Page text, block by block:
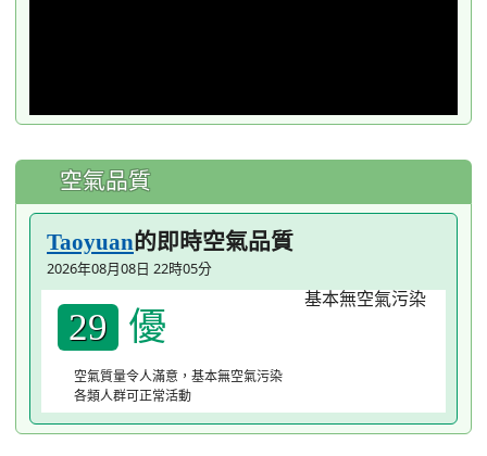
空氣品質
Taoyuan的即時空氣品質
2026年08月08日 22時05分
29 優
空氣質量令人滿意，基本無空氣污染
各類人群可正常活動